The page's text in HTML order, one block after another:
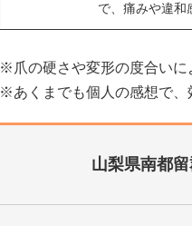
で、痛みや違和
※爪の硬さや変形の度合いに
※あくまでも個人の感想で、
山梨県南都